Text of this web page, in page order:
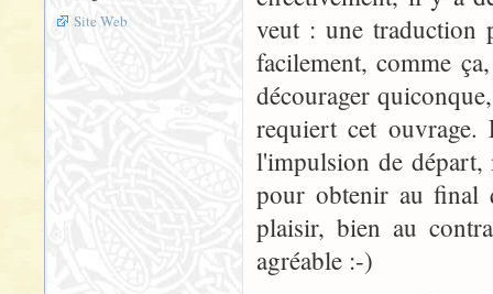
Site Web
veut : une traduction
facilement, comme
décourager
requiert cet ouvrage.
l'impulsion de
pour obtenir au final
plaisir, bien au
agréable :-)